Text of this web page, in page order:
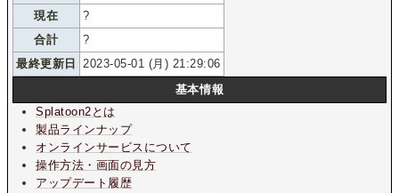
現在
?
合計
?
最終更新日
2023-05-01 (月) 21:29:06
基本情報
Splatoon2とは
製品ラインナップ
オンラインサービスについて
操作方法・画面の見方
アップデート履歴